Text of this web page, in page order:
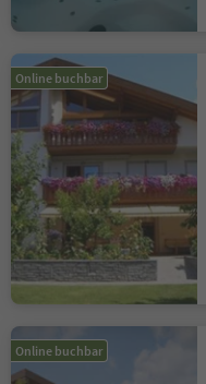
Online buchbar
Online buchbar